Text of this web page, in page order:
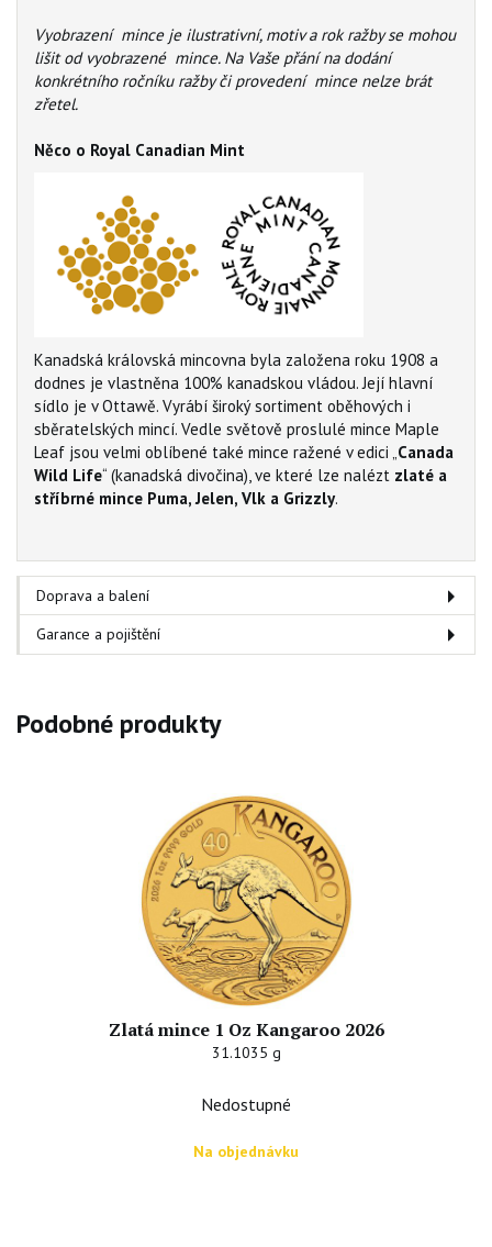
Vyobrazení mince je ilustrativní, motiv a rok ražby se mohou
lišit od vyobrazené mince. Na Vaše přání na dodání
konkrétního ročníku ražby či provedení mince nelze brát
zřetel.
Něco o Royal Canadian Mint
Kanadská královská mincovna byla založena roku 1908 a
dodnes je vlastněna 100% kanadskou vládou. Její hlavní
sídlo je v Ottawě. Vyrábí široký sortiment oběhových i
sběratelských mincí. Vedle světově proslulé mince Maple
Leaf jsou velmi oblíbené také mince ražené v edici „Canada
Wild Life“ (kanadská divočina), ve které lze nalézt zlaté a
stříbrné mince Puma, Jelen, Vlk a Grizzly.
Doprava a balení
Garance a pojištění
Podobné produkty
Zlatá mince 1 Oz Kangaroo 2026
31.1035 g
Nedostupné
Na objednávku